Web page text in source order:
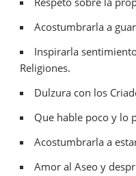
Acostumbrarla a
Inspirarla
Religiones.
Dulzura con los
Que hable poco y lo
Acostumbrarla a
Amor al Aseo y